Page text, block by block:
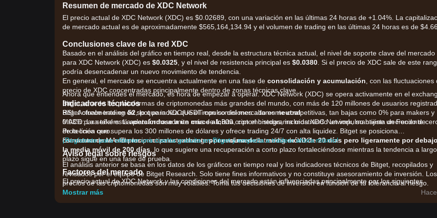
Resumen de mercado de XDC Network
El precio actual de XDC Network (XDC) es $0.02689, con una variación en las últimas 24 horas de +1.04%. La
de mercado actual es de aproximadamente $565,164,134.94 y el volumen de trading en las últimas 24 horas es de
Conclusiones clave de la red XDC
Basado en el análisis del gráfico en tiempo real, desde la estructura técnica actual, el nivel de soporte clave del mercado
para XDC Network (XDC) es $0.0325 , y el nivel de resistencia principal es $0.0380 . Si el precio de XDC sale de este
podría desencadenar un nuevo movimiento de tendencia.
En general, el mercado se encuentra actualmente en una fase de consolidación y acumulación , con las fluctuaciones
precio de XDC concentradas principalmente dentro de zonas técnicas clave.
Indicadores técnicos
RSI: Actualmente en52, lo que indica que el impulso del mercado esneutral.
MACD: La señal estáacercándose a un cruce alcista, con el histograma mostrando un impulso bajista decreciente
de la línea cero.
Estructura de MA: El precio cotiza actualmentepor encima de la media móvil de 20 días pero ligeramente por
la media móvil de 200 días , lo que sugiere una recuperación a corto plazo fortaleciéndose mientras la tendencia a largo
plazo sigue en una fase de prueba.
Factores del mercado
El precio actual de XDC Network y las condiciones del mercado están influenciadas principalmente por los siguientes
factores:
Ahora que entiendes el mercado, es hora de empezar a operar. XDC Network (XDC) se opera activamente en el
Bitget, una de las plataformas de criptomonedas más grandes del mundo, con más de 120 millones de usuarios
Bitget ofrece trading en spot para XDC/USDT con comisiones altamente competitivas, tan bajas como 0% para makers y
0.03% para takers. La plataforma admite más de 1,300 criptomonedas, incluida XDC Network, mantiene un Fondo de
Protección que supera los 300 millones de dólares y ofrece trading 24/7 con alta liquidez. Bitget se posiciona
constantemente entre los principales exchanges por volumen de trading de XDC.
¡Regístrate para obtener una cuenta gratuita en Bitget y empieza a tradear ahora mismo!
Aviso legal sobre riesgos
El análisis anterior se basa en los datos de los gráficos en tiempo real y los indicadores técnicos de Bitget, recopilados y
revisados por el equipo de Bitget Research. Solo tiene fines informativos y no constituye asesoramiento de inversión. Los
precios de las criptomonedas son muy volátiles. Toma tus decisiones de inversión en función de tu tolerancia al riesgo.
Mostrar más